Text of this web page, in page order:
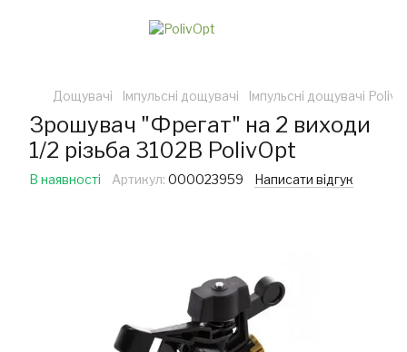
Дощувачі Імпульсні дощувачі Імпульсні дощувачі
Зрошувач "Фрегат" на 2 виходи
1/2 різьба 3102B PolivOpt
В наявності Артикул: 000023959 Написати відгук